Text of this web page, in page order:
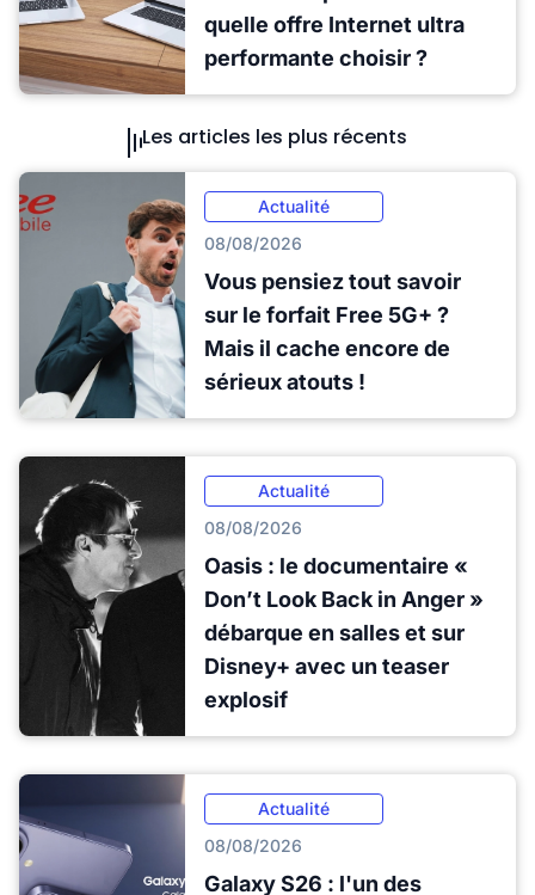
quelle offre Internet ultra
performante choisir ?
Les articles les plus récents
Actualité
08/08/2026
Vous pensiez tout savoir
sur le forfait Free 5G+ ?
Mais il cache encore de
sérieux atouts !
Actualité
08/08/2026
Oasis : le documentaire «
Don’t Look Back in Anger »
débarque en salles et sur
Disney+ avec un teaser
explosif
Actualité
08/08/2026
Galaxy S26 : l'un des